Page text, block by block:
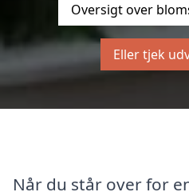
Oversigt over
Eller tjek
Når du står over for